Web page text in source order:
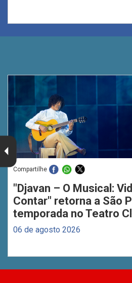
Compartilhe
"Djavan – O Musical:
Contar" retorna a São
temporada no Teatro
06 de agosto 2026